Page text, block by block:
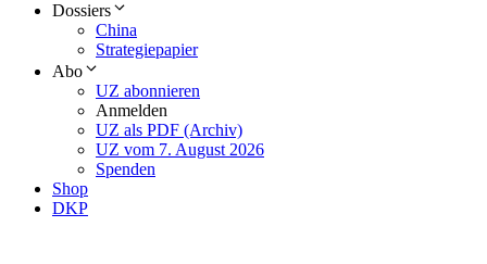
Dossiers
China
Strategiepapier
Abo
UZ abonnieren
Anmelden
UZ als PDF (Archiv)
UZ vom 7. August 2026
Spenden
Shop
DKP